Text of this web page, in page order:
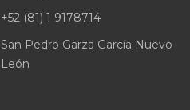
+52 (81) 1 9178714
San Pedro Garza García Nuevo
León